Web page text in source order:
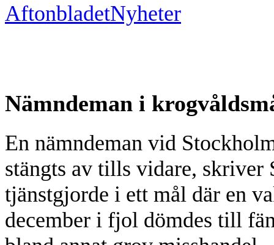
AftonbladetNyheter
Nämndeman i
En nämndeman vid
stängts av tills vidare, skriver
tjänstgjorde i ett mål där en
december i fjol dömdes till